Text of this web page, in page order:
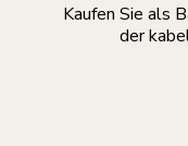
Kaufen Sie als
der